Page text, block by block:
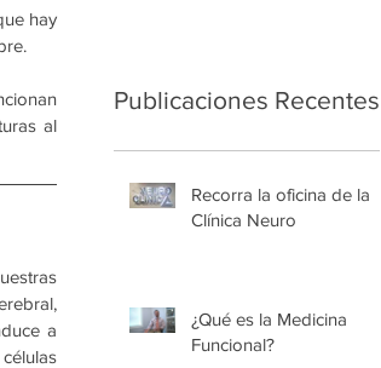
hay
al
a
Publicaciones Recentes
Recorra la oficina de la
Clínica Neuro
¿Qué es la Medicina
Funcional?